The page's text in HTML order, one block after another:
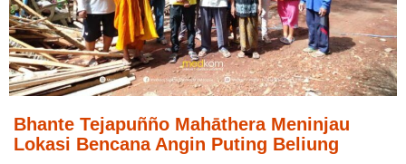
Bhante Tejapuñño Mahāthera Meninjau
Lokasi Bencana Angin Puting Beliung